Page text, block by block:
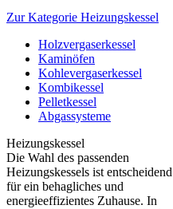
Zur Kategorie Heizungskessel
Holzvergaserkessel
Kaminöfen
Kohlevergaserkessel
Kombikessel
Pelletkessel
Abgassysteme
Heizungskessel
Die Wahl des passenden
Heizungskessels ist entscheidend
für ein behagliches und
energieeffizientes Zuhause. In